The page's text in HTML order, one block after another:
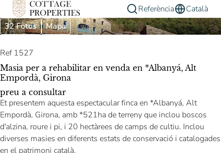
Referència
Català
32 Fotos
Mapa
Ref 1527
Masia per a rehabilitar en venda en *Albanyá, Alt
Empordà, Girona
preu a consultar
Et presentem aquesta espectacular finca en *Albanyá, Alt
Empordà, Girona, amb *521ha de terreny que inclou boscos
d'alzina, roure i pi, i 20 hectàrees de camps de cultiu. Inclou
diverses masies en diferents estats de conservació i catalogades
en el patrimoni català.